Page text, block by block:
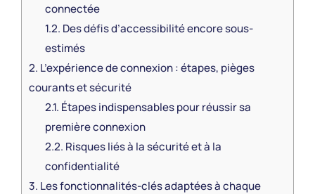
connectée
1.2. Des défis d’accessibilité encore sous-
estimés
2. L’expérience de connexion : étapes, pièges
courants et sécurité
2.1. Étapes indispensables pour réussir sa
première connexion
2.2. Risques liés à la sécurité et à la
confidentialité
3. Les fonctionnalités-clés adaptées à chaque